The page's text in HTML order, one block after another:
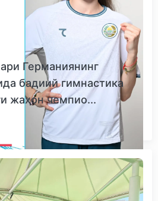
Германиянинг
бадиий гимнастика
жаҳон чемпио...